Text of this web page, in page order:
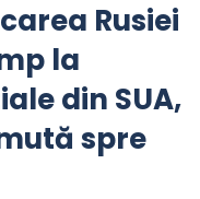
Rusiei
la
din SUA,
spre